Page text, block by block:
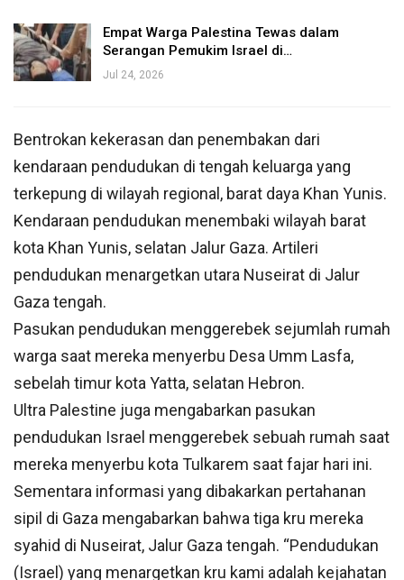
Empat Warga Palestina Tewas dalam
Serangan Pemukim Israel di…
Jul 24, 2026
Bentrokan kekerasan dan penembakan dari
kendaraan pendudukan di tengah keluarga yang
terkepung di wilayah regional, barat daya Khan Yunis.
Kendaraan pendudukan menembaki wilayah barat
kota Khan Yunis, selatan Jalur Gaza. Artileri
pendudukan menargetkan utara Nuseirat di Jalur
Gaza tengah.
Pasukan pendudukan menggerebek sejumlah rumah
warga saat mereka menyerbu Desa Umm Lasfa,
sebelah timur kota Yatta, selatan Hebron.
Ultra Palestine juga mengabarkan pasukan
pendudukan Israel menggerebek sebuah rumah saat
mereka menyerbu kota Tulkarem saat fajar hari ini.
Sementara informasi yang dibakarkan pertahanan
sipil di Gaza mengabarkan bahwa tiga kru mereka
syahid di Nuseirat, Jalur Gaza tengah. “Pendudukan
(Israel) yang menargetkan kru kami adalah kejahatan